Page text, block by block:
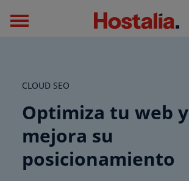
CLOUD SEO
Optimiza tu web y
mejora su
posicionamiento